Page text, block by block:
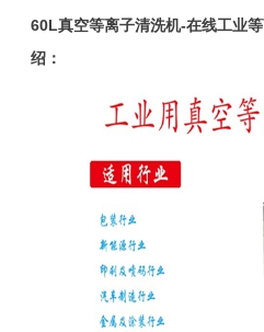
60L真空等离子清洗机-在线工业
绍：